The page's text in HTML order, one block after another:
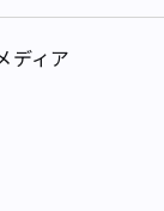
ディア